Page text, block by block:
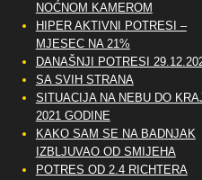
NOĆNOM KAMEROM
HIPER AKTIVNI POTRESI –
MJESEC NA 21%
DANAŠNJI POTRESI
SA SVIH STRANA
SITUACIJA NA NEBU DO
2021 GODINE
KAKO SAM SE NA BADNJAK
IZBLJUVAO OD SMIJEHA
POTRES OD 2.4 RICHTERA